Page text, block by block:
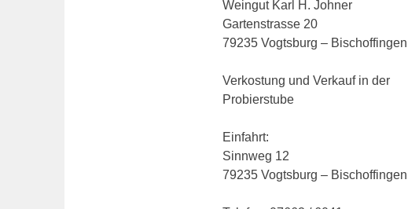
Weingut Karl H. Johner
Gartenstrasse 20
79235 Vogtsburg – Bischoffingen
Verkostung und Verkauf in der
Probierstube
Einfahrt:
Sinnweg 12
79235 Vogtsburg – Bischoffingen